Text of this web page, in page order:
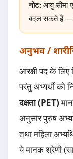
नोट: आयु सीमा
बदल सकते हैं —
अनुभव /
आरक्षी पद के लिए
परंतु अभ्यर्थी को
दक्षता (PET)
अनुसार पुरुष
तथा महिला
ये मानक श्रेणी